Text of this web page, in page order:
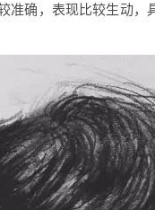
准确，表现比较生动